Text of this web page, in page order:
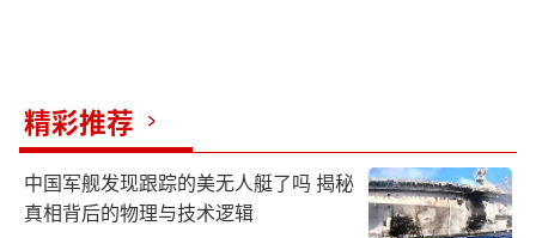
精彩推荐
中国军舰发现跟踪的美无人艇了吗 揭秘
真相背后的物理与技术逻辑